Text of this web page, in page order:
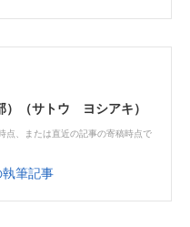
）（サトウ ヨシアキ）
点、または直近の記事の寄稿時点で
筆記事